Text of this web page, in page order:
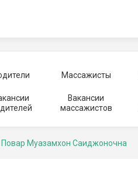
Массажисты
Вакансии
массажистов
Повар Муазамхон Саиджоночна